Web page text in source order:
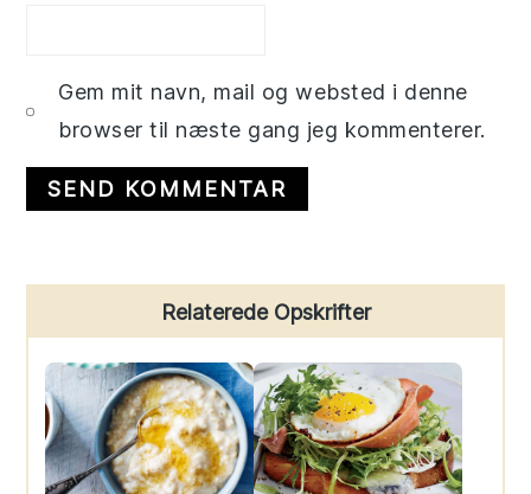
Gem mit navn, mail og websted i denne
browser til næste gang jeg kommenterer.
Sidebar
Relaterede Opskrifter